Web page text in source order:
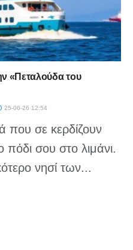
«Πεταλούδα του
25-06-26 12:54
που σε κερδίζουν
πόδι σου στο λιμάνι.
νησί των...